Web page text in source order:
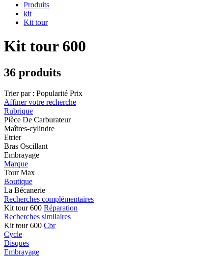
Produits
kit
Kit tour
Kit tour 600
36 produits
Trier par : Popularité Prix
Affiner votre recherche
Rubrique
Pièce De Carburateur
Maîtres-cylindre
Etrier
Bras Oscillant
Embrayage
Marque
Tour Max
Boutique
La Bécanerie
Recherches complémentaires
Kit tour 600 Réparation
Recherches similaires
Kit tour600 Cbr
Cycle
Disques
Embrayage